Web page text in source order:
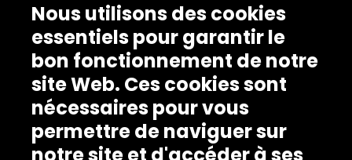
Nous utilisons des cookies
essentiels pour garantir le
bon fonctionnement de notre
site Web. Ces cookies sont
nécessaires pour vous
permettre de naviguer sur